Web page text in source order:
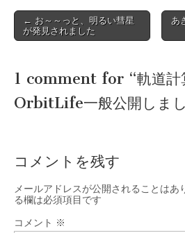
Post
navigation
← お～～っと、明るい彗星
が発見されました
あ
1 comment for “軌道
OrbitLife一般公開しまし
コメントを残す
メールアドレスが公開されることはあ
る欄は必須項目です
コメント ※